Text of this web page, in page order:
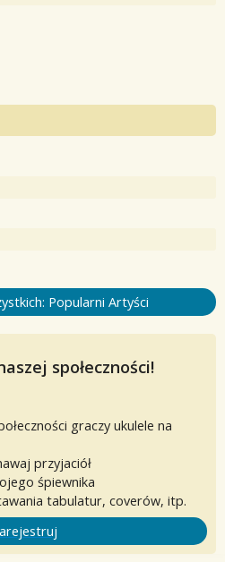
Popularni Artyści
społeczności!
graczy ukulele na
przyjaciół
śpiewnika
tabulatur, coverów, itp.